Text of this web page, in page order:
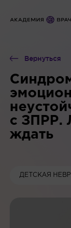
Вернуться
с ЗПРР.
ждать
ДЕТСКАЯ